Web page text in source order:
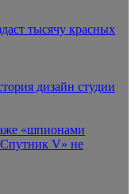
тысячу красных
дизайн студии
«шпионами
V» не